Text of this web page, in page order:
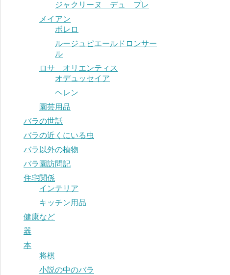
ジャクリーヌ デュ プレ
メイアン
ボレロ
ルージュピエールドロンサー
ル
ロサ オリエンティス
オデュッセイア
ヘレン
園芸用品
バラの世話
バラの近くにいる虫
バラ以外の植物
バラ園訪問記
住宅関係
インテリア
キッチン用品
健康など
器
本
将棋
小説の中のバラ